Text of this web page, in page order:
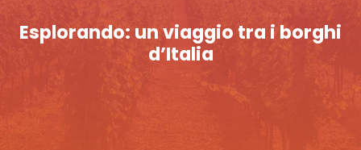
Esplorando: un viaggio tra i borghi
d’Italia